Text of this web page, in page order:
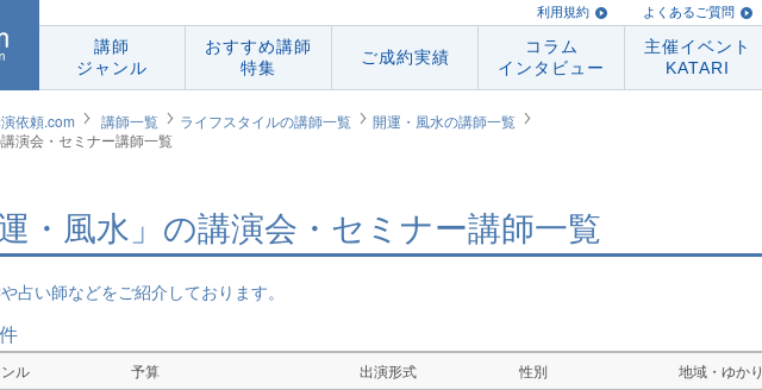
利用規約 よくあるご質問
講師
ジャンル
おすすめ講師
特集
ご成約実績
コラム
インタビュー
主催イベント
KATARI
依頼.com 講師一覧 ライフスタイルの講師一覧
開運・風水の講師一覧
講演会・セミナー講師一覧
・風水」の講演会・セミナー講師一覧
占い師などをご紹介しております。
ル 予算 出演形式 性別 地域・ゆかり